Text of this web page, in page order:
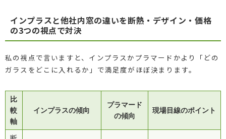
インプラスと他社内窓の違いを断熱・デザイン・価格
の3つの視点で対決
私の視点で言いますと、インプラスかプラマードかより「どの
ガラスをどこに入れるか」で満足度がほぼ決まります。
比
較
軸
インプラスの傾向
プラマード
の傾向
現場目線のポイント